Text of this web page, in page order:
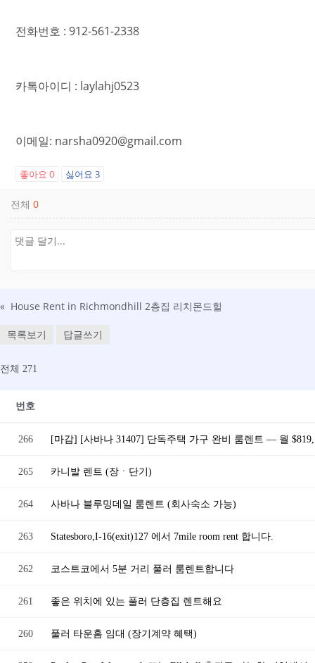
전화번호 : 912-561-2338
카톡아이디 : laylahj0523
이메일: narsha0920@gmail.com
좋아요 0 싫어요 3
전체 0
« House Rent in Richmondhill 2층집 리치몬드힐
목록보기 답글쓰기
전체 271
번호
266 [마감] [사바나 31407] 단독주택 가구 완비 룸렌트 — 월
265 카니발 렌트 (장ㆍ단기)
264 사바나 블루밍데일 룸렌트 (회사숙소 가능)
263 Statesboro,I-16(exit)127 에서 7mile room rent 합니다.
262 코스트코에서 5분 거리 풀러 룸렌트합니다
261 좋은 위치에 있는 풀러 단층집 렌트해요
260 풀러 타운홈 임대 (장기계약 혜택)